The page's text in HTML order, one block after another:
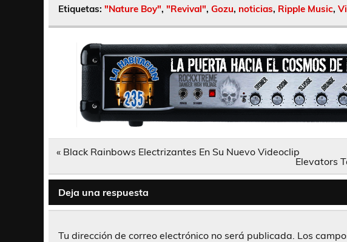
Etiquetas: "Nature Boy", "Revival", Gozu, noticias, Ripple Music,
Navegación
« Black Rainbows Electrizantes En Su Nuevo Videoclip
Elevators
Deja una respuesta
Tu dirección de correo electrónico no será publicada. Los